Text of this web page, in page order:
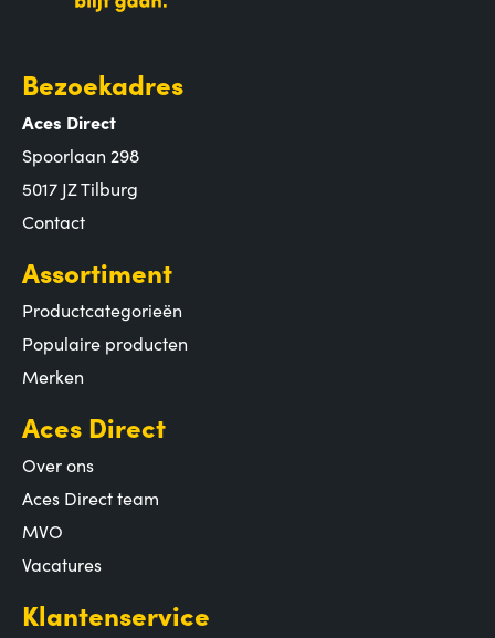
Bezoekadres
Aces Direct
Spoorlaan 298
5017 JZ Tilburg
Contact
Assortiment
Productcategorieën
Populaire producten
Merken
Aces Direct
Over ons
Aces Direct team
MVO
Vacatures
Klantenservice